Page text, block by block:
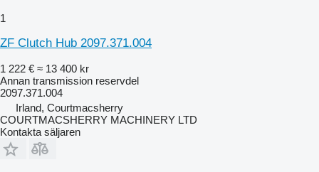
1
ZF Clutch Hub 2097.371.004
1 222 € ≈ 13 400 kr
Annan transmission reservdel
2097.371.004
Irland, Courtmacsherry
COURTMACSHERRY MACHINERY LTD
Kontakta säljaren